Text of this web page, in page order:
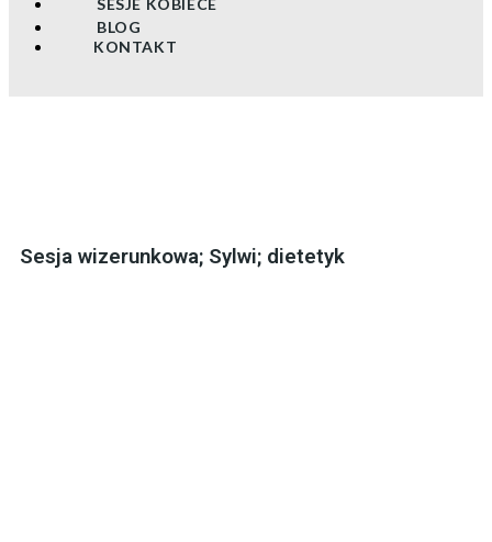
SESJE KOBIECE
BLOG
KONTAKT
Sesja wizerunkowa; Sylwi; dietetyk